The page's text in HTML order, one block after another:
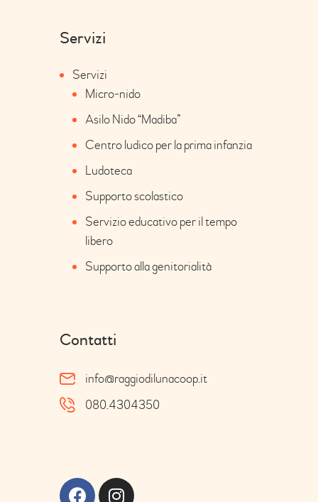
Servizi
Servizi
Micro-nido
Asilo Nido “Madiba”
Centro ludico per la prima infanzia
Ludoteca
Supporto scolastico
Servizio educativo per il tempo
libero
Supporto alla genitorialità
Contatti
info@raggiodilunacoop.it
080.4304350